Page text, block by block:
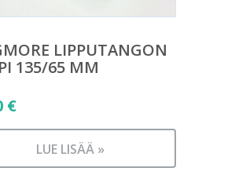
LIPPUTANGON
135/65 MM
€
LUE LISÄÄ »